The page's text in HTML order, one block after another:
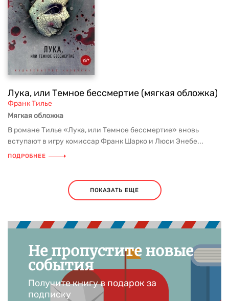
Лука, или Темное бессмертие (мягкая обложка)
Франк Тилье
Мягкая обложка
В романе Тилье «Лука, или Темное бессмертие» вновь
вступают в игру комиссар Франк Шарко и Люси Энебе...
ПОДРОБНЕЕ
ПОКАЗАТЬ ЕЩЕ
Не пропустите новые
события
Получите книгу в подарок за
подписку